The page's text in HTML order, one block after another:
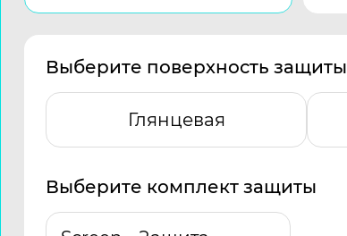
Выберите поверхность защиты
Глянцевая
Выберите комплект защиты